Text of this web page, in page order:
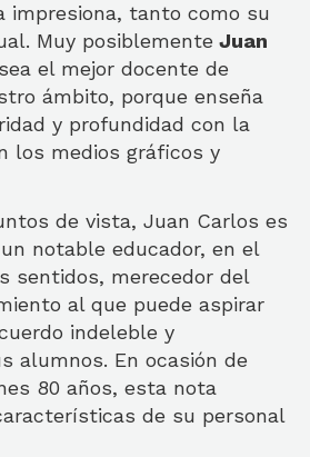
impresiona, tanto como su
Muy posiblemente Juan
sea el mejor docente de
ámbito, porque enseña
y profundidad con la
los medios gráficos y
de vista, Juan Carlos es
notable educador, en el
sentidos, merecedor del
al que puede aspirar
indeleble y
alumnos. En ocasión de
80 años, esta nota
de su personal